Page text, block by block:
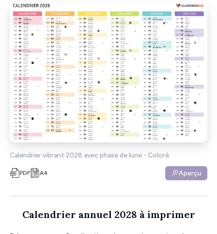
Calendrier vibrant 2028 avec phase de lune - Colorè
PDF A4 Aperçu
Calendrier annuel 2028 à imprimer